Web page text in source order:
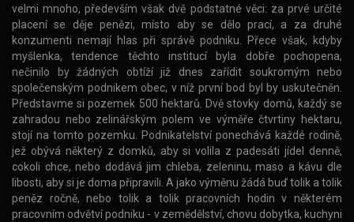
velmi mnoho, především však dvě podstatné věci: za prvé určité
placení se děje penězi, místo aby se dělo prací, a za druhé
konzumenti nemají hlas při správě podniku. Přece však, kdyby
myšlenka, tendence těchto institucí byla dobře pochopena,
nečinilo by žádných obtíží již dnes zařídit soukromým nebo
společenským podnikem obec, v níž první bod byl by uskutečněn.
Představme si pozemek 500 hektarů. Dvě stovky domů, každý se
zahradou nebo zelinářským polem ve výměře čtvrtiny hektaru,
stojí na tomto pozemku. Podnikatelství ponechává každé rodině,
jež obývá některý z domků, aby si volila z padesáti jídel denně,
cokoli chce, nebo dodává jim chleba, zeleninu, maso a kávu dle
libosti, aby si je doma připravili. A jako výměnu žádá buď tolik a tolik
peněz ročně, nebo tolik a tolik pracovních hodin v některém
pracovním odvětví podniku - v zemědělství, chovu dobytka, kuchyni